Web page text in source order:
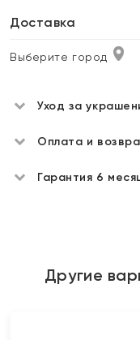
Доставка
Выберите город
Уход за
Оплата и
Гарантия 6
Другие